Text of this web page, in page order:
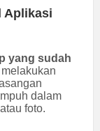
Aplikasi
yang sudah
dalam
foto.